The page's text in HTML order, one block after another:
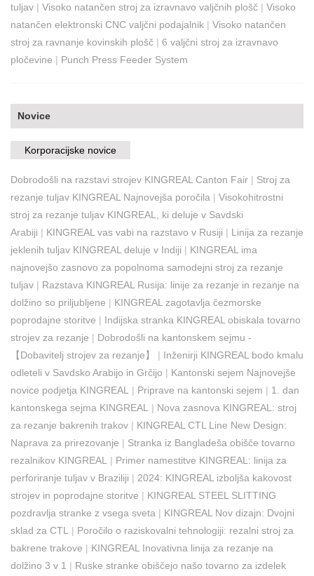
tuljav | Visoko natančen stroj za izravnavo valjčnih plošč | Visoko
natančen elektronski CNC valjčni podajalnik | Visoko natančen
stroj za ravnanje kovinskih plošč | 6 valjčni stroj za izravnavo
pločevine | Punch Press Feeder System
Novice
Korporacijske novice
Dobrodošli na razstavi strojev KINGREAL Canton Fair | Stroj za
rezanje tuljav KINGREAL Najnovejša poročila | Visokohitrostni
stroj za rezanje tuljav KINGREAL, ki deluje v Savdski
Arabiji | KINGREAL vas vabi na razstavo v Rusiji | Linija za rezanje
jeklenih tuljav KINGREAL deluje v Indiji | KINGREAL ima
najnovejšo zasnovo za popolnoma samodejni stroj za rezanje
tuljav | Razstava KINGREAL Rusija: linije za rezanje in rezanje na
dolžino so priljubljene | KINGREAL zagotavlja čezmorske
poprodajne storitve | Indijska stranka KINGREAL obiskala tovarno
strojev za rezanje | Dobrodošli na kantonskem sejmu -
【Dobavitelj strojev za rezanje】
| Inženirji KINGREAL bodo kmalu
odleteli v Savdsko Arabijo in Grčijo | Kantonski sejem Najnovejše
novice podjetja KINGREAL
| Priprave na kantonski sejem | 1. dan
kantonskega sejma KINGREAL
| Nova zasnova KINGREAL: stroj
za rezanje bakrenih trakov | KINGREAL CTL Line New Design:
Naprava za prirezovanje | Stranka iz Bangladeša obišče tovarno
rezalnikov KINGREAL
| Primer namestitve KINGREAL: linija za
perforiranje tuljav v Braziliji | 2024: KINGREAL izboljša kakovost
strojev in poprodajne storitve | KINGREAL STEEL SLITTING
pozdravlja stranke z vsega sveta | KINGREAL Nov dizajn: Dvojni
sklad za CTL
| Poročilo o raziskovalni tehnologiji: rezalni stroj za
bakrene trakove | KINGREAL Inovativna linija za rezanje na
dolžino 3 v 1 | Ruske stranke obiščejo našo tovarno za izdelek